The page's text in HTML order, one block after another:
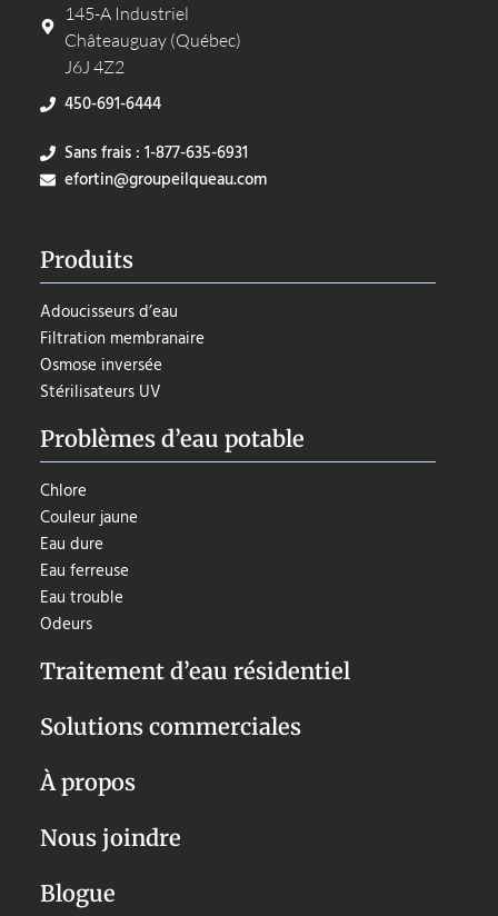
145-A Industriel
Châteauguay (Québec)
J6J 4Z2
450-691-6444
Sans frais : 1-877-635-6931
efortin@groupeilqueau.com
Produits
Adoucisseurs d’eau
Filtration membranaire
Osmose inversée
Stérilisateurs UV
Problèmes d’eau potable
Chlore
Couleur jaune
Eau dure
Eau ferreuse
Eau trouble
Odeurs
Traitement d’eau résidentiel
Solutions commerciales
À propos
Nous joindre
Blogue